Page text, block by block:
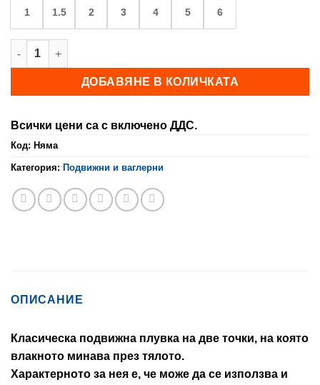
1 1.5 2 3 4 5 6
количество за Слайдер LEO
ДОБАВЯНЕ В КОЛИЧКАТА
Всички цени са с включено ДДС.
Код: Няма
Категория: Подвижни и ваглерни
ОПИСАНИЕ
Класическа подвижна плувка на две точки, на която
влакното минава през тялото.
Характерното за нея е, че може да се използва и